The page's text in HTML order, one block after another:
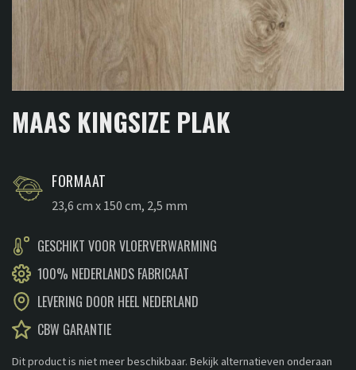
MAAS KINGSIZE PLAK
FORMAAT
23,6 cm x 150 cm, 2,5 mm
GESCHIKT VOOR VLOERVERWARMING
100% NEDERLANDS FABRICAAT
LEVERING DOOR HEEL NEDERLAND
CBW GARANTIE
Dit product is niet meer beschikbaar. Bekijk alternatieven onderaan